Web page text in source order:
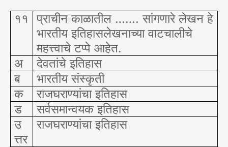
११
प्राचीन काळातील ……. सांगणारे लेखन हे
भारतीय इतिहासलेखनाच्या वाटचालीचे
महत्त्वाचे टप्पे आहेत.
अ
देवतांचे इतिहास
ब
भारतीय संस्कृती
क
राजघराण्यांचा इतिहास
ड
सर्वसमान्वयक इतिहास
उ
त्तर
राजघराण्यांचा इतिहास